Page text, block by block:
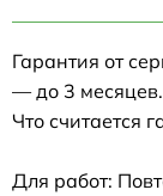
Гарантия от
— до 3 месяцев.
Что считается
Для работ: